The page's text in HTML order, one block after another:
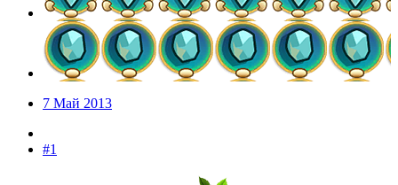
7 Май 2013
#1